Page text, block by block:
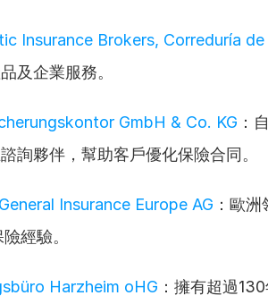
Insurance Brokers, Correduría
及企業服務。
GmbH & Co. KG ：
詢夥伴，幫助客戶優化保險合同。
Insurance Europe AG ：歐
經驗。
Harzheim oHG ：擁有超過